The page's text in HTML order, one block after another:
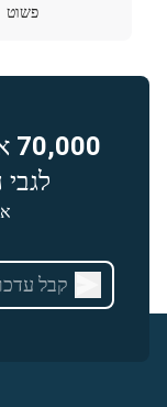
פשוט
70,000